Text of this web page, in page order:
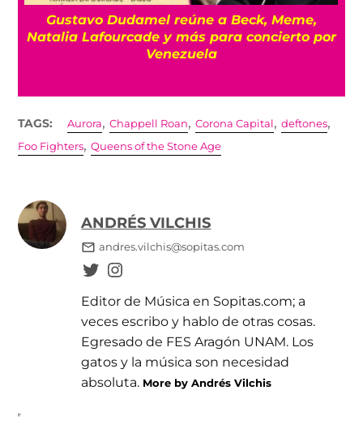
Gustavo Dudamel reúne a Beck, Meme,
Natalia Lafourcade y más para concierto por
Venezuela
TAGS: Aurora,Chappell Roan,Corona Capital ,deftones,
Foo Fighters,Queens of the Stone Age
ANDRÉS VILCHIS
andres.vilchis@sopitas.com
Editor de Música en Sopitas.com; a
veces escribo y hablo de otras cosas.
Egresado de FES Aragón UNAM. Los
gatos y la música son necesidad
absoluta. More by Andrés Vilchis